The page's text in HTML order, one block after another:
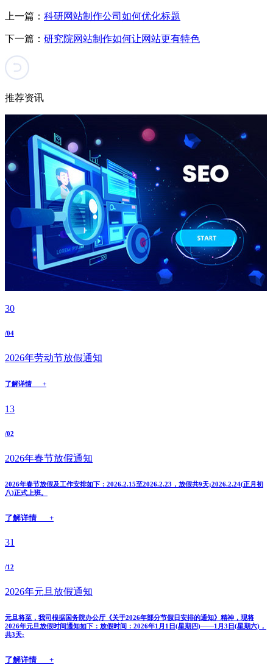
上一篇： 科研网站制作公司如何优化标题
下一篇： 研究院网站制作如何让网站更有特色
推荐资讯
30
/04
2026年劳动节放假通知
了解详情 +
13
/02
2026年春节放假通知
2026年春节放假及工作安排如下：2026.2.15至2026.2.23，放假共9天;2026.2.24(正月初
八)正式上班。
了解详情 +
31
/12
2026年元旦放假通知
元旦将至，我司根据国务院办公厅《关于2026年部分节假日安排的通知》精神，现将
2026年元旦放假时间通知如下：放假时间：2026年1月1日(星期四)——1月3日(星期六)，
共3天;
了解详情 +